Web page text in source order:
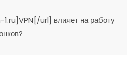
url] влияет на работу